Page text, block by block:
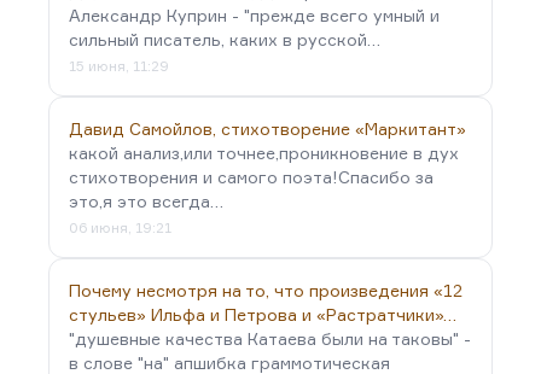
Александр Куприн - "прежде всего умный и
сильный писатель, каких в русской…
15 июня, 11:29
Давид Самойлов, стихотворение «Маркитант»
какой анализ,или точнее,проникновение в дух
стихотворения и самого поэта!Спасибо за
это,я это всегда…
06 июня, 19:21
Почему несмотря на то, что произведения «12
стульев» Ильфа и Петрова и «Растратчики»…
"душевные качества Катаева были на таковы" -
в слове "на" апшибка граммотическая